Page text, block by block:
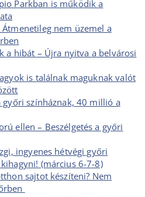
Parkban is működik a
nem üzemel a
a hibát – Újra nyitva a belvárosi
is találnak maguknak valót
színháznak, 40 millió a
ellen – Beszélgetés a győri
ingyenes hétvégi győri
(március 6-7-8)
sajtot készíteni? Nem